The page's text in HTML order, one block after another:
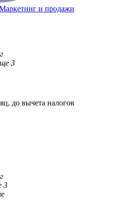
и продажи
3
до вычета налогов
3